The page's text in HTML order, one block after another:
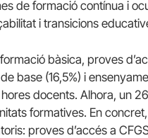
de formació contínua i
i transicions
formació bàsica, proves
base (16,5%) i
docents. Alhora, un
formatives. En
proves d’accés a